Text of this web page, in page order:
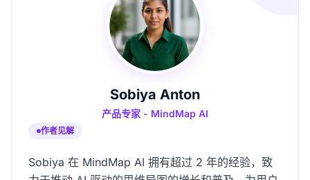
Sobiya Anton
产品专家 - MindMap AI
作者见解
Sobiya 在 MindMap AI 拥有超过 2 年的经验，致